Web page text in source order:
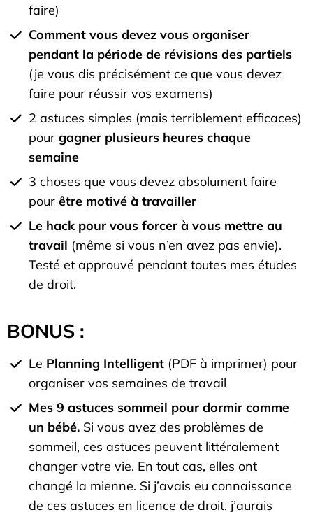
faire)
Comment vous devez vous organiser
pendant la période de révisions des partiels
(je vous dis précisément ce que vous devez
faire pour réussir vos examens)
2 astuces simples (mais terriblement efficaces)
pour gagner plusieurs heures chaque
semaine
3 choses que vous devez absolument faire
pour être motivé à travailler
Le hack pour vous forcer à vous mettre au
travail (même si vous n’en avez pas envie).
Testé et approuvé pendant toutes mes études
de droit.
BONUS :
Le Planning Intelligent (PDF à imprimer) pour
organiser vos semaines de travail
Mes 9 astuces sommeil pour dormir comme
un bébé. Si vous avez des problèmes de
sommeil, ces astuces peuvent littéralement
changer votre vie. En tout cas, elles ont
changé la mienne. Si j’avais eu connaissance
de ces astuces en licence de droit, j’aurais